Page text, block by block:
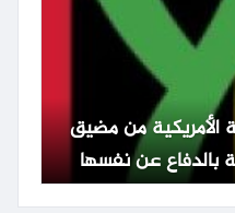
الأمريكية من مضيق
بالدفاع عن نفسها